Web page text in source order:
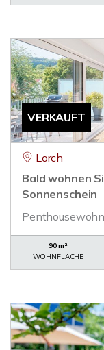
VERKAUFT
Lorch
Bald wohnen
Sonnenschein
90 m²
WOHNFLÄCHE